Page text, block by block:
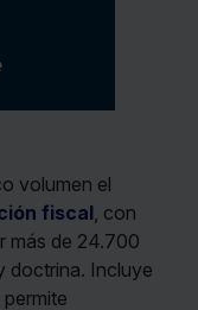
volumen el
fiscal , con
más de 24.700
doctrina. Incluye